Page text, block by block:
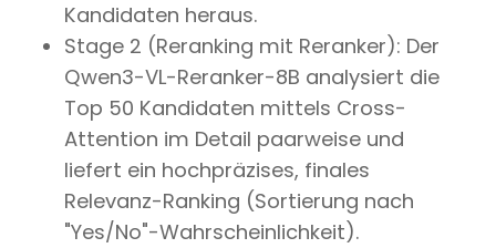
Kandidaten heraus.
Stage 2 (Reranking mit Reranker): Der
Qwen3-VL-Reranker-8B analysiert die
Top 50 Kandidaten mittels Cross-
Attention im Detail paarweise und
liefert ein hochpräzises, finales
Relevanz-Ranking (Sortierung nach
"Yes/No"-Wahrscheinlichkeit).